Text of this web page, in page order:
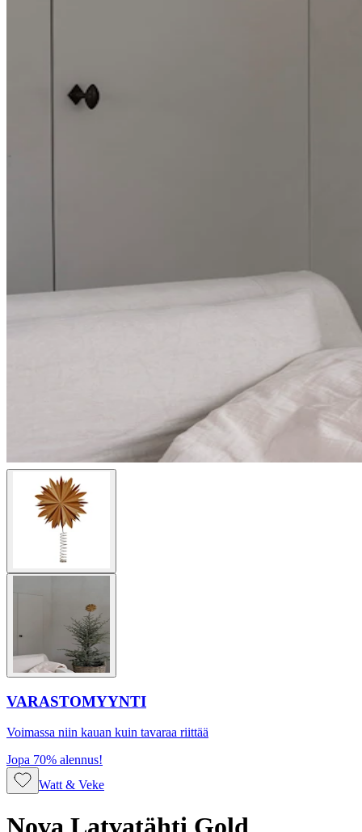
VARASTOMYYNTI
Voimassa niin kauan kuin tavaraa riittää
Jopa 70% alennus!
Watt & Veke